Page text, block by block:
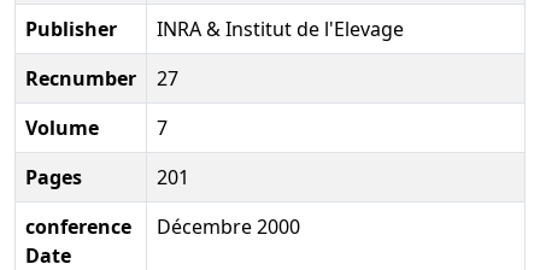
Publisher
INRA & Institut de l'Elevage
Recnumber
27
Volume
7
Pages
201
conference
Date
Décembre 2000